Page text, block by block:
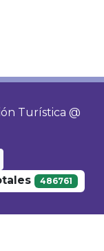
Turística @
486761